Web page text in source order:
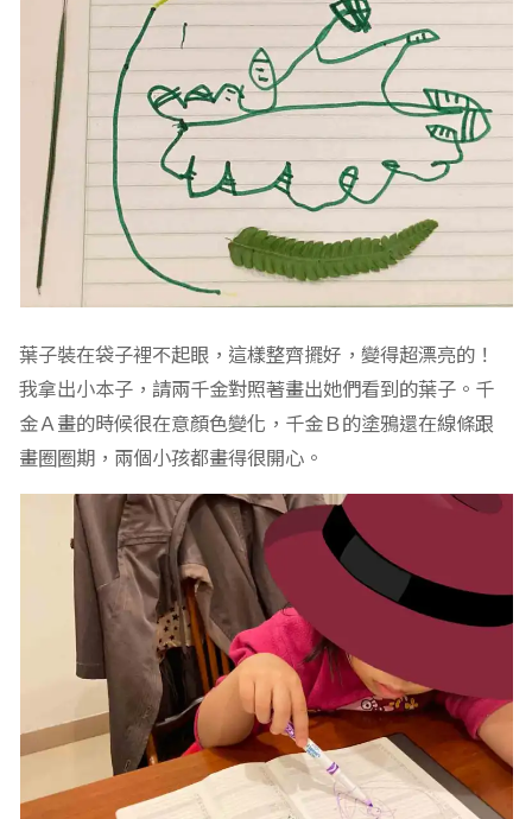
葉子裝在袋子裡不起眼，這樣整齊擺好，變得超漂亮的！
我拿出小本子，請兩千金對照著畫出她們看到的葉子。千
金Ａ畫的時候很在意顏色變化，千金Ｂ的塗鴉還在線條跟
畫圈圈期，兩個小孩都畫得很開心。